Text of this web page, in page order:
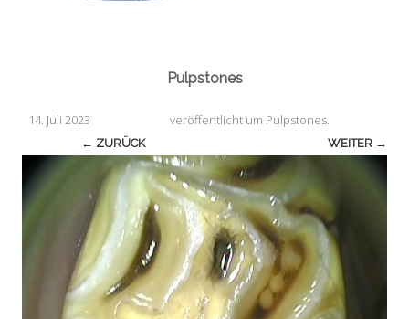
Pulpstones
veröffentlicht
14. Juli 2023 um Pulpstones
← ZURÜCK WEITER →